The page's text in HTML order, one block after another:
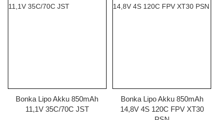
Bonka Lipo Akku 850mAh
11,1V 35C/70C JST
Bonka Lipo Akku 850mAh
14,8V 4S 120C FPV XT30